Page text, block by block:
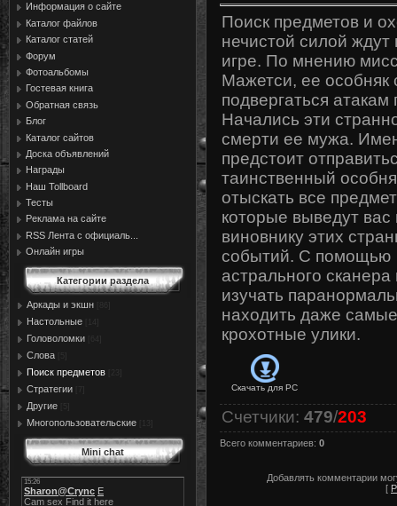
Информация о сайте
Каталог файлов
Каталог статей
Форум
Фотоальбомы
Гостевая книга
Обратная связь
Блог
Каталог сайтов
Доска объявлений
Награды
Наш Tollboard
Тесты
Реклама на сайте
RSS Лента с официаль...
Онлайн игры
Категории раздела
Аркады и экшн
Настольные
Головоломки
Слова
Поиск предметов
Стратегии
Другие
Многопользовательские
Mini chat
Поиск предметов и
нечистой силой ждут
игре. По мнению
Мажетси, ее особняк
подвергаться атакам
Начались эти
смерти ее мужа.
предстоит
таинственный
отыскать все
которые выведут вас
виновнику этих
событий. С помощью
астрального
изучать
находить даже самые
крохотные улики.
Скачать для PC
Счетчики: 479/203
Всего комментариев: 0
Добавлять комментарии
[